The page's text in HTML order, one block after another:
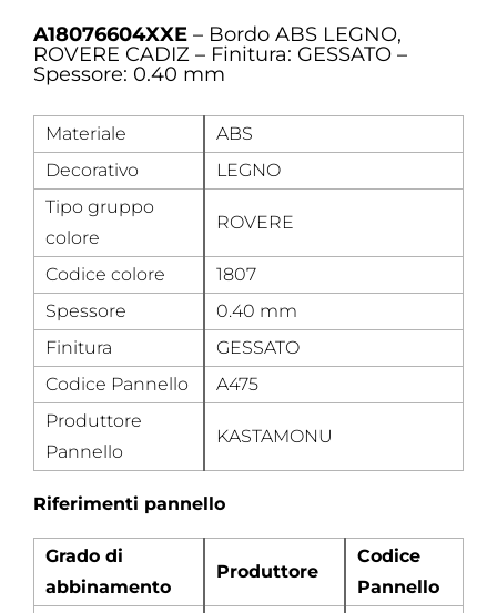
A18076604XXE – Bordo ABS LEGNO,
ROVERE CADIZ – Finitura: GESSATO –
Spessore: 0.40 mm
Materiale
ABS
Decorativo
LEGNO
Tipo gruppo
colore
ROVERE
Codice colore
1807
Spessore
0.40 mm
Finitura
GESSATO
Codice Pannello
A475
Produttore
Pannello
KASTAMONU
Riferimenti pannello
Grado di
abbinamento
Produttore
Codice
Pannello